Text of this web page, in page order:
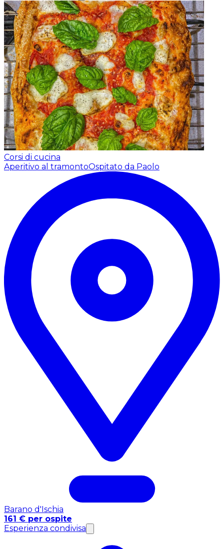
Corsi di cucina
Aperitivo al tramontoOspitato da Paolo
Barano d'Ischia
161 € per ospite
Esperienza condivisa